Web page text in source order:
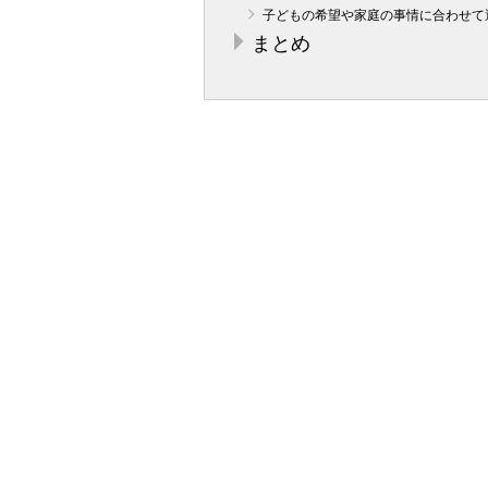
子どもの希望や家庭の事情に合わせて
まとめ